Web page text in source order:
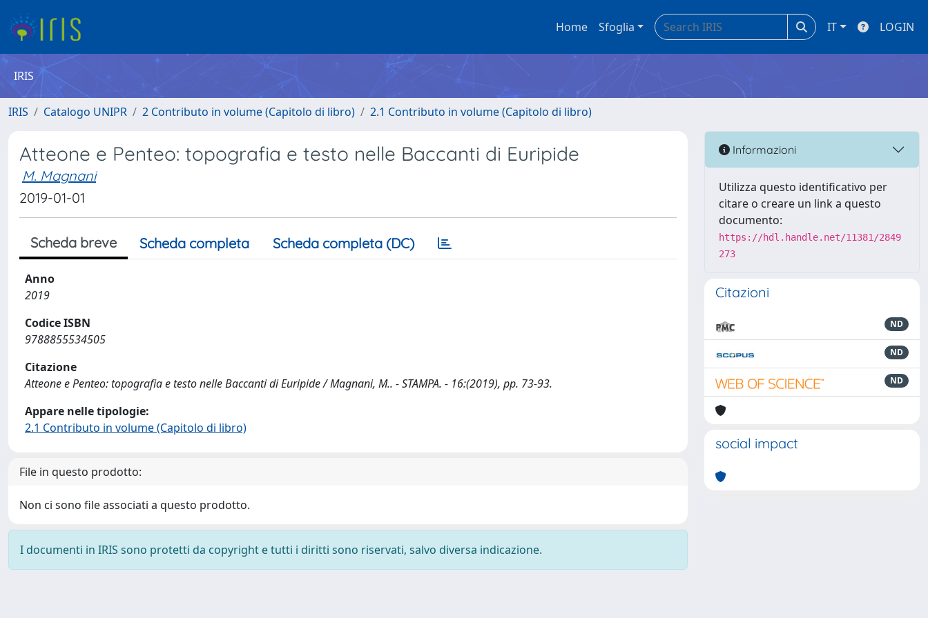
Home Sfoglia IT LOGIN
IRIS
IRIS Catalogo UNIPR 2 Contributo in volume (Capitolo di libro) 2.1 Contributo in volume (Capitolo di libro)
Atteone e Penteo: topografia e testo nelle Baccanti di Euripide
M. Magnani
2019-01-01
Scheda breve Scheda completa Scheda completa (DC)
Anno
2019
Codice ISBN
9788855534505
Citazione
Atteone e Penteo: topografia e testo nelle Baccanti di Euripide / Magnani, M.. - STAMPA. - 16:(2019), pp. 73-93.
Appare nelle tipologie:
2.1 Contributo in volume (Capitolo di libro)
File in questo prodotto:
Non ci sono file associati a questo prodotto.
I documenti in IRIS sono protetti da copyright e tutti i diritti sono riservati, salvo diversa indicazione.
Informazioni
Utilizza questo identificativo per
citare o creare un link a questo
documento:
https://hdl.handle.net/11381/2849
273
Citazioni
ND
ND
ND
social impact